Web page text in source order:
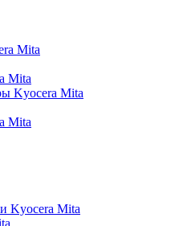
Mita
Mita
Kyocera Mita
Mita
Kyocera Mita